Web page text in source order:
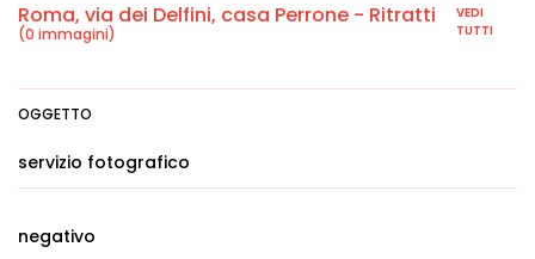
Roma, via dei Delfini, casa Perrone - Ritratti
(0 immagini)
VEDI
TUTTI
OGGETTO
servizio fotografico
negativo